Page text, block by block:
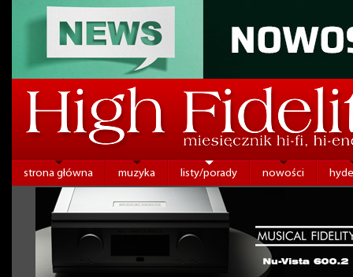
strona główna muzyka listy/porady nowości